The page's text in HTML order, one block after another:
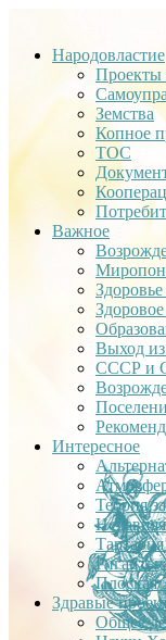
Народовластие
Проекты
Земства
Копное
ТОС
Важное
Выход из
СССР и
Интересное
Теория
Тартария
Гиганты
Плоская
Здравые
Общее